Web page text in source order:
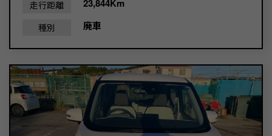
走行距離 23,844Km
種別 廃車